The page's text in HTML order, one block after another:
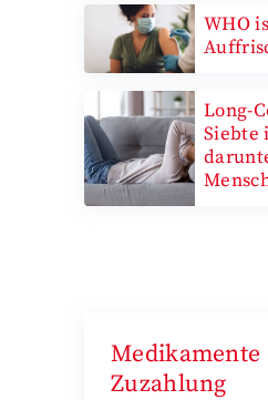
WHO
Long-
Siebte
Medikamente
Zuzahlung